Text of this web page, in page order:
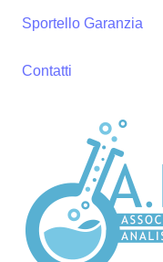
Sportello Garanzia
Contatti